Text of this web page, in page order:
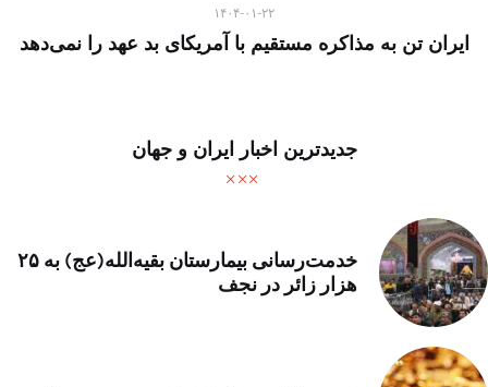
۱۴۰۴-۰۱-۲۲
ایران تن به مذاکره مستقیم با آمریکای بد عهد را نمی‌دهد
جدیدترین اخبار ایران و جهان
خدمت‌رسانی بیمارستان بقیه‌الله(عج) به ۲۵
هزار زائر در نجف